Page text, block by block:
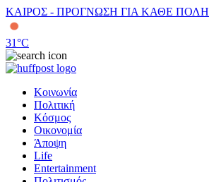
ΚΑΙΡΟΣ - ΠΡΟΓΝΩΣΗ ΓΙΑ ΚΑΘΕ ΠΟΛΗ
31°C
Κοινωνία
Πολιτική
Κόσμος
Οικονομία
Άποψη
Life
Entertainment